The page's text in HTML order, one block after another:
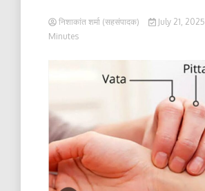
निशाकांत शर्मा (सहसंपादक) July 21, 2025
Minutes